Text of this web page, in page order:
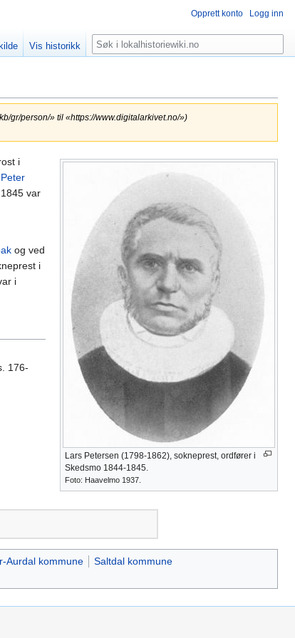
gr/person/» til «https://www.digitalarkivet.no/»)
Lars Petersen (1798-1862), sokneprest, ordfører i
Skedsmo 1844-1845.
Foto: Haavelmo 1937.
i
var
og ved
i
i
176-
Aurdal kommune
Saltdal kommune
Opprett konto Logg inn
Vis historikk Søk